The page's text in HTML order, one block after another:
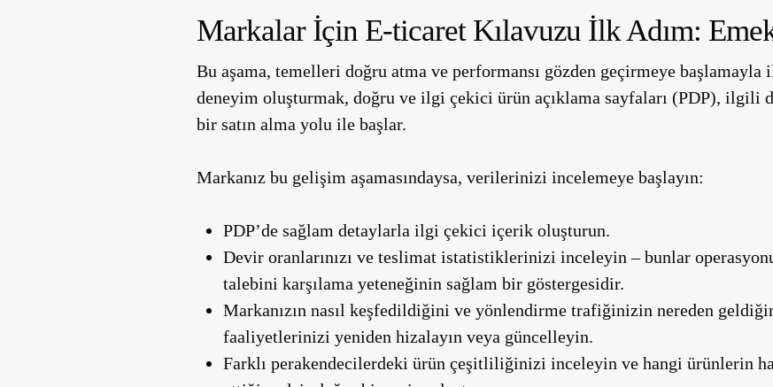
Markalar İçin E-ticaret Kılavuzu İlk Adım:
Bu aşama, temelleri doğru atma ve performansı gözden geçirmeye
deneyim oluşturmak, doğru ve ilgi çekici ürün açıklama sayfaları (PDP), ilgili
bir satın alma yolu ile başlar.
Markanız bu gelişim aşamasındaysa, verilerinizi incelemeye başlayın:
PDP’de sağlam detaylarla ilgi çekici içerik oluşturun.
Devir oranlarınızı ve teslimat istatistiklerinizi inceleyin – bunlar
talebini karşılama yeteneğinin sağlam bir göstergesidir.
Markanızın nasıl keşfedildiğini ve yönlendirme trafiğinizin nereden
faaliyetlerinizi yeniden hizalayın veya güncelleyin.
Farklı perakendecilerdeki ürün çeşitliliğinizi inceleyin ve hangi ürünlerin